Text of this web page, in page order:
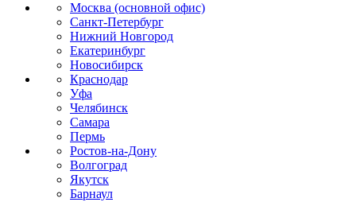
Москва (основной офис)
Санкт-Петербург
Нижний Новгород
Екатеринбург
Новосибирск
Краснодар
Уфа
Челябинск
Самара
Пермь
Ростов-на-Дону
Волгоград
Якутск
Барнаул